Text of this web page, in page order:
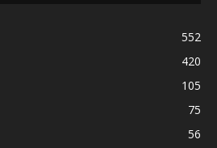
552
420
105
75
56